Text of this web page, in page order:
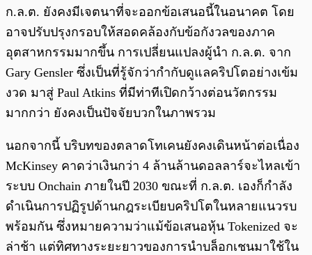
ก.ล.ต. ยังคงมีเจตนาที่จะออกข้อเสนอนี้ในอนาคต โดย
อาจปรับปรุงกรอบให้สอดคล้องกับข้อกังวลของภาค
อุตสาหกรรมมากขึ้น การเปลี่ยนแปลงผู้นำ ก.ล.ต. จาก
Gary Gensler ซึ่งเป็นที่รู้จักว่ากำกับดูแลคริปโตอย่างเข้ม
งวด มาสู่ Paul Atkins ที่มีท่าทีเปิดกว้างต่อนวัตกรรม
มากกว่า ยังคงเป็นปัจจัยบวกในภาพรวม
นอกจากนี้ บริบทของตลาดโทเคนยังคงเดินหน้าต่อเนื่อง
McKinsey คาดว่าเงินกว่า 4 ล้านล้านดอลลาร์จะไหลเข้า
ระบบ Onchain ภายในปี 2030 ขณะที่ ก.ล.ต. เองก็กำลัง
ดำเนินการปฏิรูปด้านกฎระเบียบคริปโตในหลายแนวรบ
พร้อมกัน ซึ่งหมายความว่าแม้ข้อเสนอหุ้น Tokenized จะ
ล่าช้า แต่ทิศทางระยะยาวของการนำบล็อกเชนมาใช้ใน